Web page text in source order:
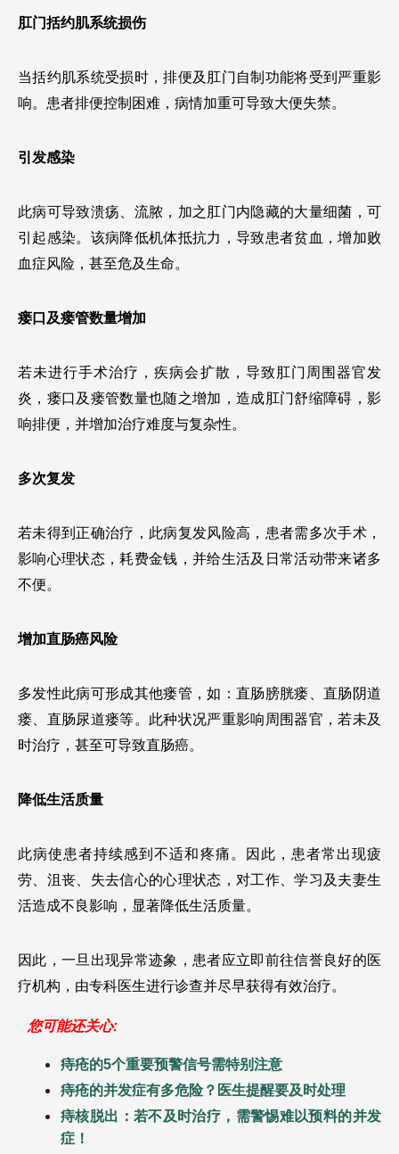
肛门括约肌系统损伤
当括约肌系统受损时，排便及肛门自制功能将受到严重影
响。患者排便控制困难，病情加重可导致大便失禁。
引发感染
此病可导致溃疡、流脓，加之肛门内隐藏的大量细菌，可
引起感染。该病降低机体抵抗力，导致患者贫血，增加败
血症风险，甚至危及生命。
瘘口及瘘管数量增加
若未进行手术治疗，疾病会扩散，导致肛门周围器官发
炎，瘘口及瘘管数量也随之增加，造成肛门舒缩障碍，影
响排便，并增加治疗难度与复杂性。
多次复发
若未得到正确治疗，此病复发风险高，患者需多次手术，
影响心理状态，耗费金钱，并给生活及日常活动带来诸多
不便。
增加直肠癌风险
多发性此病可形成其他瘘管，如：直肠膀胱瘘、直肠阴道
瘘、直肠尿道瘘等。此种状况严重影响周围器官，若未及
时治疗，甚至可导致直肠癌。
降低生活质量
此病使患者持续感到不适和疼痛。因此，患者常出现疲
劳、沮丧、失去信心的心理状态，对工作、学习及夫妻生
活造成不良影响，显著降低生活质量。
因此，一旦出现异常迹象，患者应立即前往信誉良好的医
疗机构，由专科医生进行诊查并尽早获得有效治疗。
您可能还关心:
痔疮的5个重要预警信号需特别注意
痔疮的并发症有多危险？医生提醒要及时处理
痔核脱出：若不及时治疗，需警惕难以预料的并发
症！